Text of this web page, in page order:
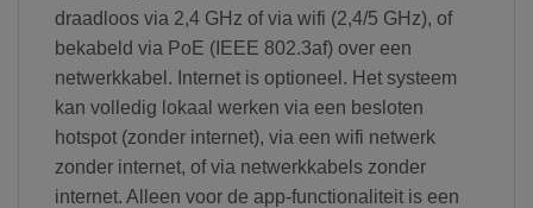
draadloos via 2,4 GHz of via wifi (2,4/5 GHz), of
bekabeld via PoE (IEEE 802.3af) over een
netwerkkabel. Internet is optioneel. Het systeem
kan volledig lokaal werken via een besloten
hotspot (zonder internet), via een wifi netwerk
zonder internet, of via netwerkkabels zonder
internet. Alleen voor de app-functionaliteit is een